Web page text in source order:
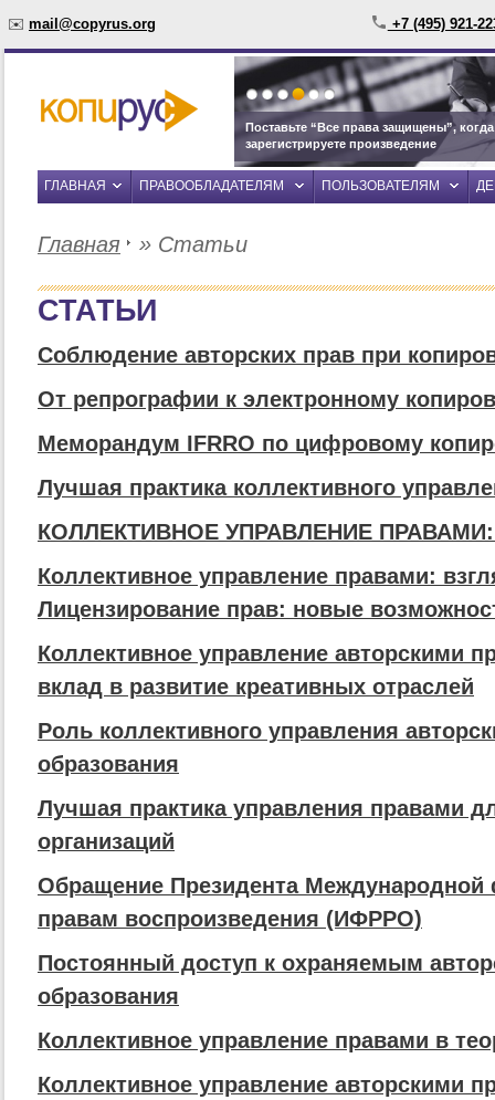
✉️ mail@copyrus.org +7 (495) 921-
Поставьте “Все права защищены”, когда
зарегистрируете произведение
ГЛАВНАЯ ПРАВООБЛАДАТЕЛЯМ ПОЛЬЗОВАТЕЛЯМ
Главная » Статьи
СТАТЬИ
Соблюдение авторских прав при
От репрографии к электронному
Меморандум IFRRO по цифровому
Лучшая практика коллективного
КОЛЛЕКТИВНОЕ УПРАВЛЕНИЕ ПРАВАМИ:
Коллективное управление правами:
Лицензирование прав: новые
Коллективное управление авторскими
вклад в развитие креативных отраслей
Роль коллективного управления
образования
Лучшая практика управления правами
организаций
Обращение Президента Международной
правам воспроизведения (ИФРРО)
Постоянный доступ к охраняемым
образования
Коллективное управление правами в
Коллективное управление авторскими